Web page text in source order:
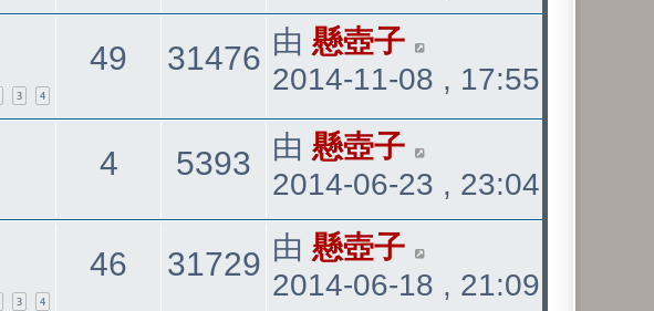
看
發
表
3 4
49
覆
31476觀
看
最
後
發
表
由 懸壺子
2014-11-08 , 17:55
4回
5393 觀
看
最
後
發
表
由 懸壺子
2014-06-23 , 23:04
3 4
46 31729觀
最
後
由 懸壺子
2014-06-18 , 21:09